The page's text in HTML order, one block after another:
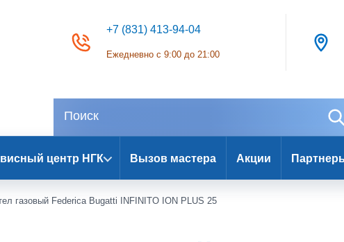
+7 (831) 413-94-04
Ежедневно с 9:00 до 21:00
центр НГК Вызов мастера Акции
газовый Federica Bugatti INFINITO ION PLUS 25